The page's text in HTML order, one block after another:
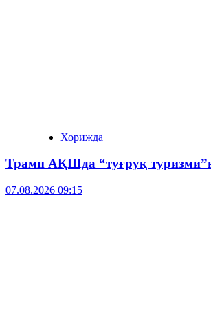
Хорижда
Трамп АҚШда “туғруқ
07.08.2026 09:15